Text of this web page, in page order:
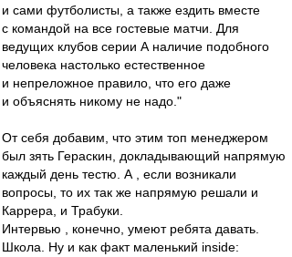
и сами футболисты, а также ездить вместе
с командой на все гостевые матчи. Для
ведущих клубов серии А наличие подобного
человека настолько естественное
и непреложное правило, что его даже
и объяснять никому не надо."
От себя добавим, что этим топ менеджером
был зять Гераскин, докладывающий напрямую
каждый день тестю. А , если возникали
вопросы, то их так же напрямую решали и
Каррера, и Трабуки.
Интервью , конечно, умеют ребята давать.
Школа. Ну и как факт маленький inside: